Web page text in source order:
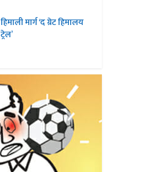
हिमाली मार्ग ‘द ग्रेट हिमालय
ट्रेल’